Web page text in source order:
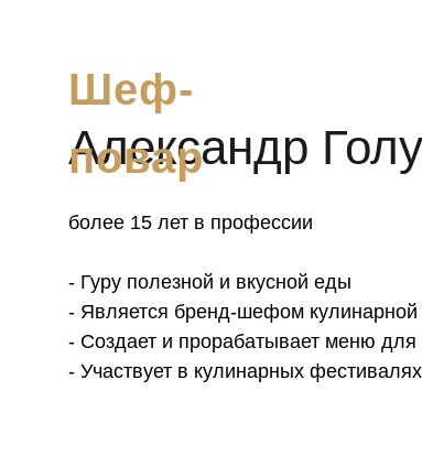
Александр
Шеф-
повар
более 15 лет в профессии
- Гуру полезной и вкусной еды
- Является бренд-шефом
- Создает и прорабатывает меню
- Участвует в кулинарных фестивалях